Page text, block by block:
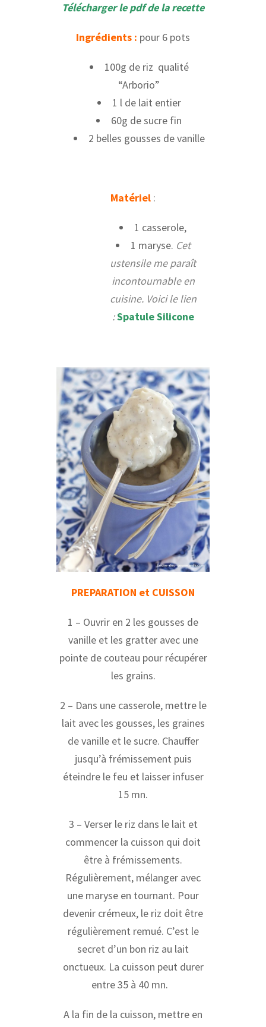
Télécharger le pdf de la recette
Ingrédients : pour 6 pots
100g de riz qualité
“Arborio”
1 l de lait entier
60g de sucre fin
2 belles gousses de vanille
Matériel :
1 casserole,
1 maryse. Cet
ustensile me paraît
incontournable en
cuisine. Voici le lien
:Spatule Silicone
PREPARATION et CUISSON
1 – Ouvrir en 2 les gousses de
vanille et les gratter avec une
pointe de couteau pour récupérer
les grains.
2 – Dans une casserole, mettre le
lait avec les gousses, les graines
de vanille et le sucre. Chauffer
jusqu’à frémissement puis
éteindre le feu et laisser infuser
15 mn.
3 – Verser le riz dans le lait et
commencer la cuisson qui doit
être à frémissements.
Régulièrement, mélanger avec
une maryse en tournant. Pour
devenir crémeux, le riz doit être
régulièrement remué. C’est le
secret d’un bon riz au lait
onctueux. La cuisson peut durer
entre 35 à 40 mn.
A la fin de la cuisson, mettre en